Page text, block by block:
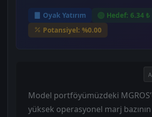
Oyak Yatırım
Hedef: 6.34 ₺
Potansiyel: %0.00
Model portföyümüzdeki
yüksek operasyonel marj